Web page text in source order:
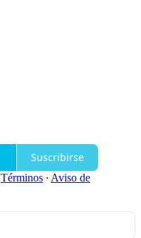
Suscribirse
Términos ∙ Aviso de